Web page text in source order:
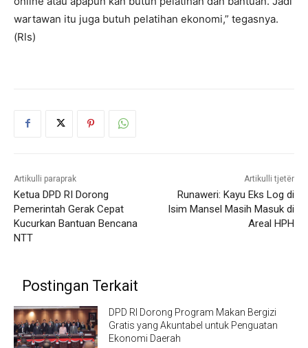
wartawan itu juga butuh pelatihan ekonomi,” tegasnya.
(Rls)
Artikulli paraprak
Ketua DPD RI Dorong
Pemerintah Gerak Cepat
Kucurkan Bantuan Bencana
NTT
Artikulli tjetër
Runaweri: Kayu Eks Log di
Isim Mansel Masih Masuk di
Areal HPH
Postingan Terkait
DPD RI Dorong Program Makan Bergizi
Gratis yang Akuntabel untuk Penguatan
Ekonomi Daerah